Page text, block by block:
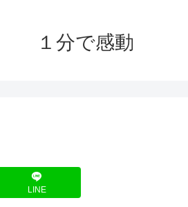
１分で感動
LINE